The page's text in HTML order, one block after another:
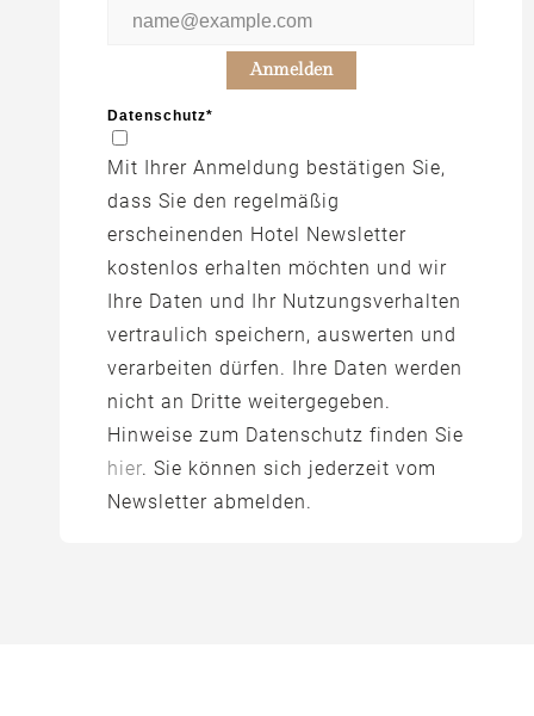
Anmelden
Datenschutz*
Mit Ihrer Anmeldung bestätigen Sie,
dass Sie den regelmäßig
erscheinenden Hotel Newsletter
kostenlos erhalten möchten und wir
Ihre Daten und Ihr Nutzungsverhalten
vertraulich speichern, auswerten und
verarbeiten dürfen. Ihre Daten werden
nicht an Dritte weitergegeben.
Hinweise zum Datenschutz finden Sie
hier. Sie können sich jederzeit vom
Newsletter abmelden.